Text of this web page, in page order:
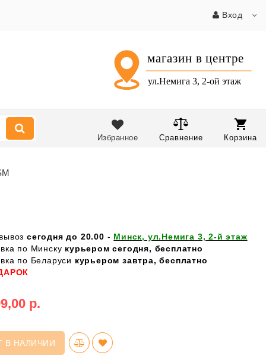
Вход
Корзина
Сравнение
Избранное
сегодня до 20.00 - Минск, ул.Немига 3, 2-й этаж
по Минску курьером сегодня, бесплатно
по Беларуси курьером завтра, бесплатно
р.
В НАЛИЧИИ